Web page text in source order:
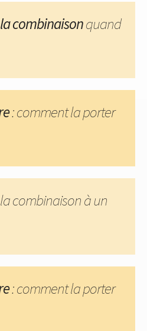
combinaisonquand
: comment la porter
la combinaison à un
: comment la porter